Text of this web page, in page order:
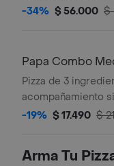
-34% $ 56.000 $
Papa Combo
Pizza de 3
acompañamiento
1,5 lt.
-19% $ 17.490 $
Arma Tu